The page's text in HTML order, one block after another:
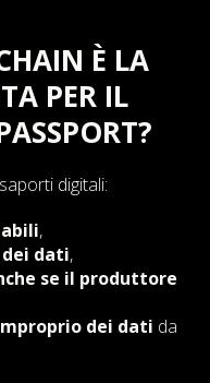
È LA
PER IL
digitali:
,
dati,
se il produttore
dei dati da